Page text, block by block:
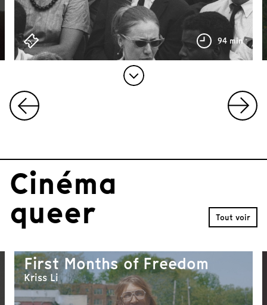
50 min 94 min
m
1
o
1
0
Cinéma
queer Tout voir
First Months of Freedom
Kriss Li